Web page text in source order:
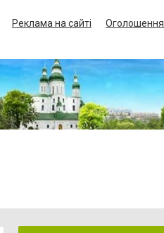
Реклама на сайті
Оголошення